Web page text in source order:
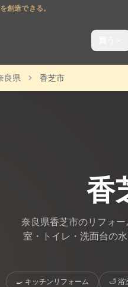
創造できる。
良県 香芝市
香
奈良県香芝市のリフォ
室・トイレ・洗面台の
🍳 キッチンリフォーム 🛁 浴